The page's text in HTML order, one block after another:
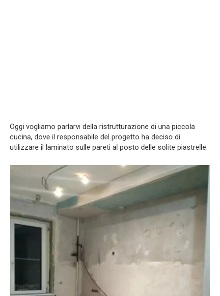
Oggi vogliamo parlarvi della ristrutturazione di una piccola
cucina, dove il responsabile del progetto ha deciso di
utilizzare il laminato sulle pareti al posto delle solite piastrelle.